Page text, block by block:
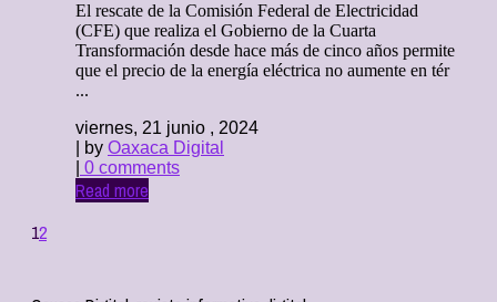
El rescate de la Comisión Federal de Electricidad
(CFE) que realiza el Gobierno de la Cuarta
Transformación desde hace más de cinco años permite
que el precio de la energía eléctrica no aumente en tér
...
viernes, 21 junio , 2024
| by Oaxaca Digital
0 comments
Read more
12